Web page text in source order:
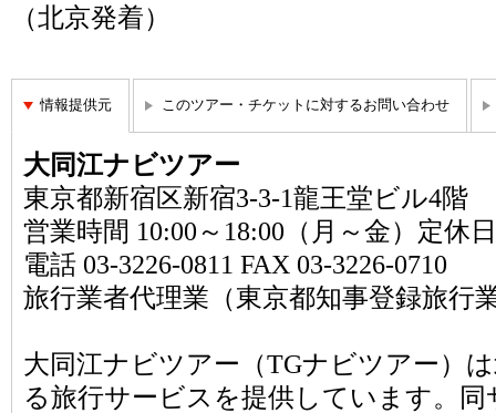
（北京発着）
情報提供元 このツアー・チケットに対するお問い合わせ
大同江ナビツアー
東京都新宿区新宿3-3-1龍王堂ビル4階
営業時間 10:00～18:00（月～金）定休
電話 03-3226-0811 FAX 03-3226-0710
旅行業者代理業（東京都知事登録旅行
大同江ナビツアー（TGナビツアー）
る旅行サービスを提供しています。